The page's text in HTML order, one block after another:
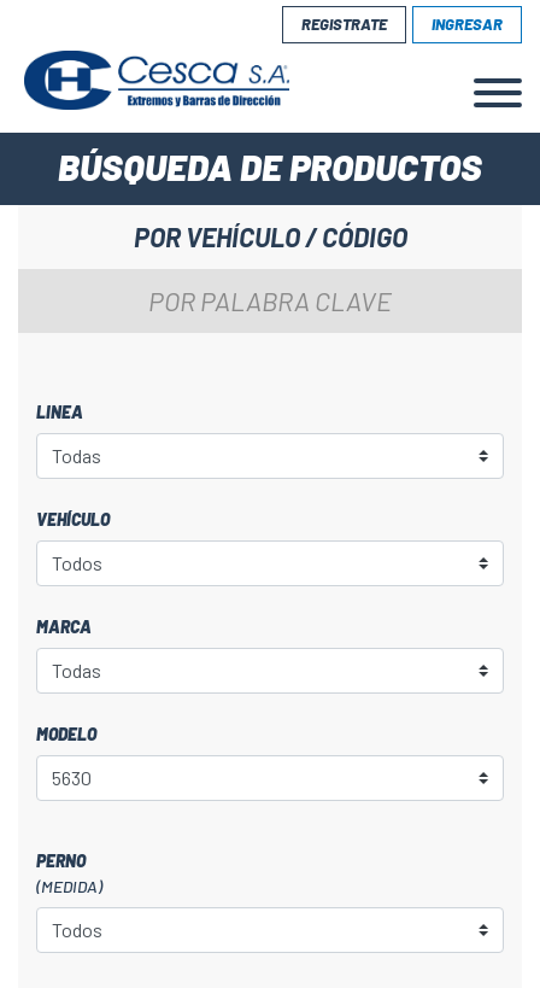
REGISTRATE INGRESAR
BÚSQUEDA DE PRODUCTOS
POR VEHÍCULO / CÓDIGO
POR PALABRA CLAVE
LINEA
VEHÍCULO
MARCA
MODELO
PERNO
(MEDIDA)